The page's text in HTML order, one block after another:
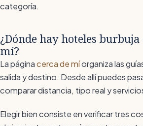
categoría.
¿Dónde hay hoteles burbuja
mí?
La páginacerca de míorganiza las
salida y destino. Desde allí puedes
comparar distancia, tipo real y
Elegir bien consiste en verificar tres